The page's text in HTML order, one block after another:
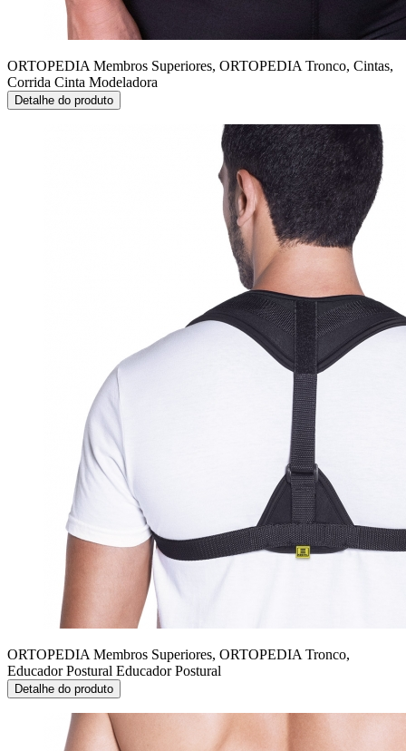
ORTOPEDIA Membros Superiores, ORTOPEDIA Tronco, Cintas,
Corrida Cinta Modeladora
Detalhe do produto
ORTOPEDIA Membros Superiores, ORTOPEDIA Tronco,
Educador Postural Educador Postural
Detalhe do produto